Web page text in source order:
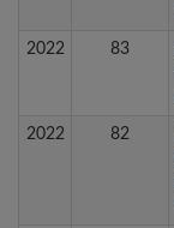
2022 83
2022 82